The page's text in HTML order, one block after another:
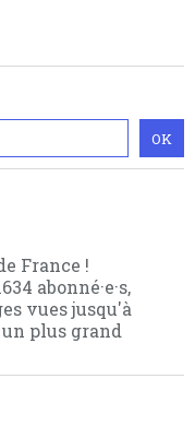
France !
abonné·e·s,
vues jusqu'à
plus grand